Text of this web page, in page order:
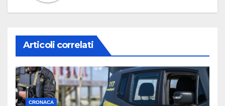
Articoli correlati
CRONACA